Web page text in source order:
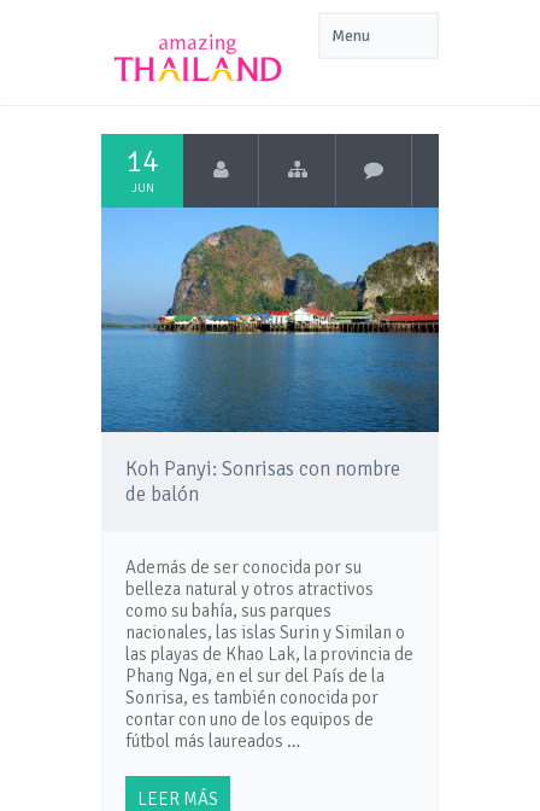
14
JUN
Koh Panyi: Sonrisas con nombre
de balón
Además de ser conocida por su
belleza natural y otros atractivos
como su bahía, sus parques
nacionales, las islas Surin y Similan o
las playas de Khao Lak, la provincia de
Phang Nga, en el sur del País de la
Sonrisa, es también conocida por
contar con uno de los equipos de
fútbol más laureados …
LEER MÁS